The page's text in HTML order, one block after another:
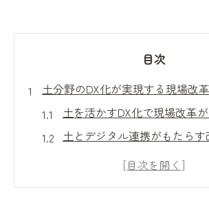
目次
土分野のDX化が実現する現場改革
土を活かすDX化で現場改革
土とデジタル連携がもたら
土の現場に広がるDX導入の具